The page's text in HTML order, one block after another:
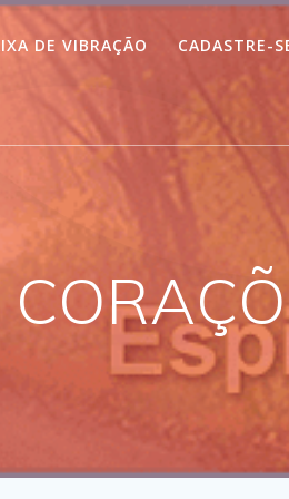
DE VIBRAÇÃO CADASTRE-